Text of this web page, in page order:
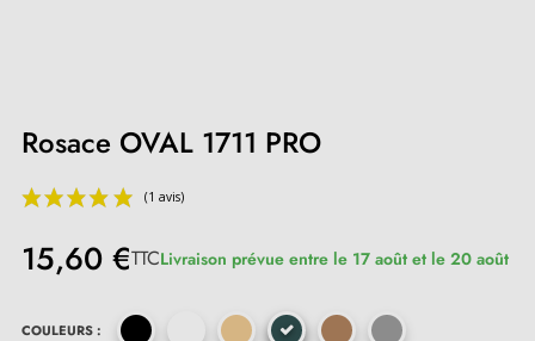
Rosace OVAL 1711 PRO
15,60 €TTCLivraison prévue entre le 17 août et le 20 août
COULEURS :